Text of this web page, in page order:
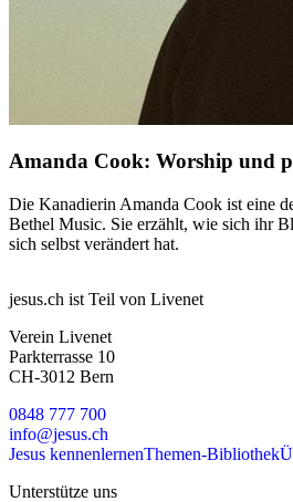
Amanda Cook: Worship und
Die Kanadierin Amanda Cook ist eine
Bethel Music. Sie erzählt, wie sich ihr
sich selbst verändert hat.
jesus.ch ist Teil von Livenet
Verein Livenet
Parkterrasse 10
CH-3012 Bern
0848 777 700
info@jesus.ch
Jesus kennenlernenThemen-Bibliothek
Unterstütze uns